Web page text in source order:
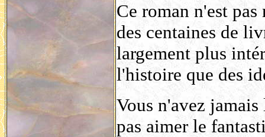
Ce roman n'est
des centaines de
largement plus
l'histoire que des
Vous n'avez
pas aimer le